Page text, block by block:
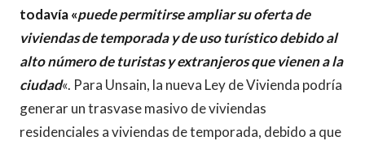
todavía «puede permitirse ampliar su oferta de
viviendas de temporada y de uso turístico debido al
alto número de turistas y extranjeros que vienen a la
ciudad«. Para Unsain, la nueva Ley de Vivienda podría
generar un trasvase masivo de viviendas
residenciales a viviendas de temporada, debido a que